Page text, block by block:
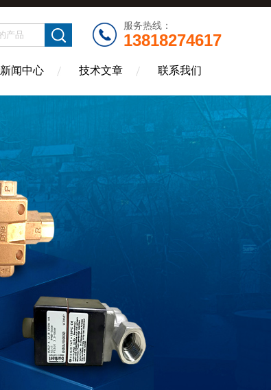
服务热线：
13818274617
新闻中心 技术文章 联系我们